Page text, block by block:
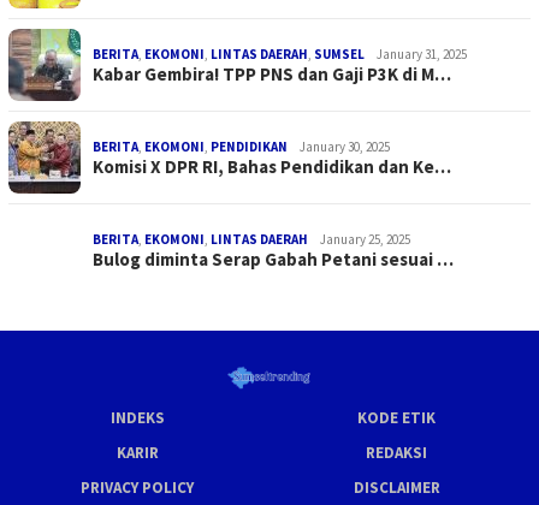
BERITA, EKOMONI, LINTAS DAERAH, SUMSEL January 31, 2025
Kabar Gembira! TPP PNS dan Gaji P3K di M…
BERITA, EKOMONI, PENDIDIKAN January 30, 2025
Komisi X DPR RI, Bahas Pendidikan dan Ke…
BERITA, EKOMONI, LINTAS DAERAH January 25, 2025
Bulog diminta Serap Gabah Petani sesuai …
INDEKS
KODE ETIK
KARIR
REDAKSI
PRIVACY POLICY
DISCLAIMER